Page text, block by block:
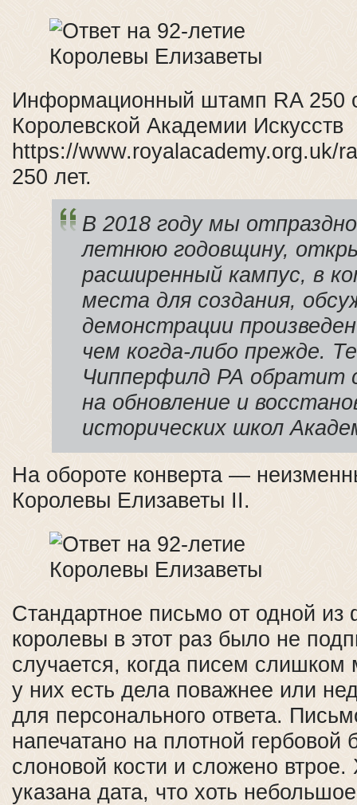
Информационный штамп RA 250
Королевской Академии Искусств
https://www.royalacademy.org.uk/
250 лет.
В 2018 году мы
летнюю годовщину,
расширенный кампус, в
места для создания,
демонстрации
чем когда-либо прежде.
Чипперфилд РА обратит
на обновление и
исторических школ
На обороте конверта —
Королевы Елизаветы II.
Стандартное письмо от одной из
королевы в этот раз было не
случается, когда писем слишком
у них есть дела поважнее или
для персонального ответа.
напечатано на плотной гербовой
слоновой кости и сложено
указана дата, что хоть